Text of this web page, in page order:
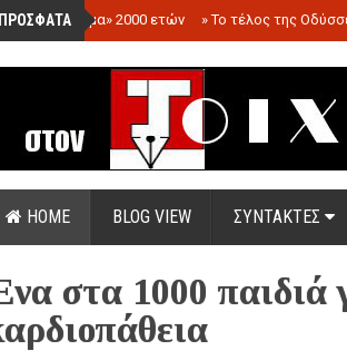
ΠΡΟΣΦΑΤΑ
»«Ολόγραμμα» 2000 ετών »Το τέλος της
HOME BLOG VIEW ΣΥΝΤΑΚΤΕΣ
στα 1000 παιδιά